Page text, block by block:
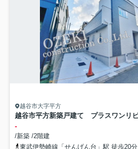
越谷市大字平方
-
/新築 /2階建
東武伊勢崎線「せんげん台」駅 徒歩20分